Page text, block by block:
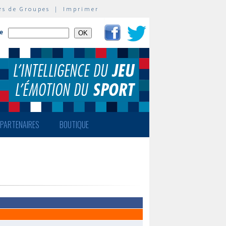
de Groupes | Imprimer
PARTENAIRES BOUTIQUE